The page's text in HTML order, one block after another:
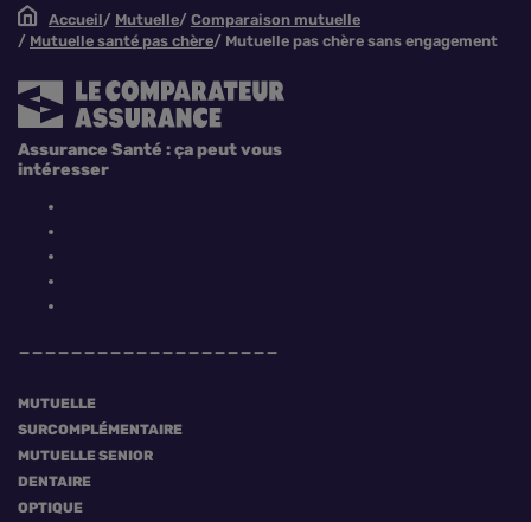
Accueil Mutuelle
Comparaison mutuelle
Mutuelle santé pas chère
Mutuelle pas chère sans engagement
MUTUELLE
SURCOMPLÉMENTAIRE
MUTUELLE SENIOR
DENTAIRE
OPTIQUE
Assurance Santé : ça peut vous
intéresser